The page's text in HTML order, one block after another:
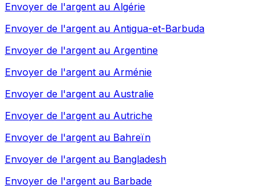
Envoyer de l'argent au Algérie
Envoyer de l'argent au Antigua-et-Barbuda
Envoyer de l'argent au Argentine
Envoyer de l'argent au Arménie
Envoyer de l'argent au Australie
Envoyer de l'argent au Autriche
Envoyer de l'argent au Bahreïn
Envoyer de l'argent au Bangladesh
Envoyer de l'argent au Barbade